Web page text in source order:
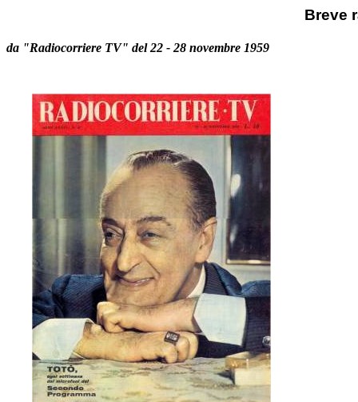
Breve
da "Radiocorriere TV" del 22 - 28 novembre 1959